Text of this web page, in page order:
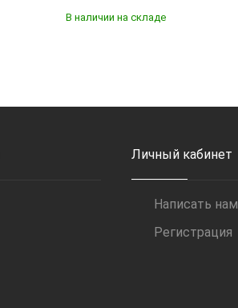
В наличии на складе
Личный кабинет
Написать нам
Регистрация